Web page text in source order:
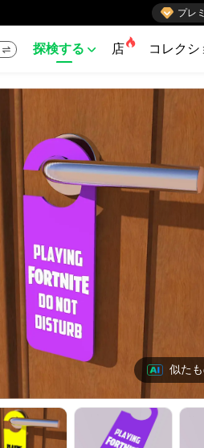
 プレ
 探検する  店 コレクシ
似た